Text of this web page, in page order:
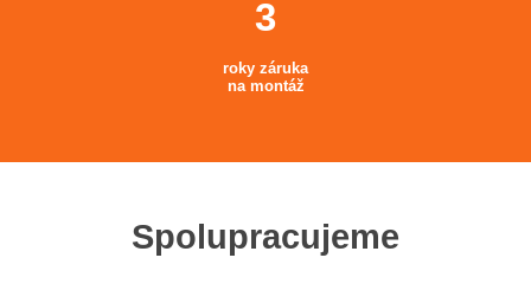
roky záruka
na montáž
Spolupracujeme